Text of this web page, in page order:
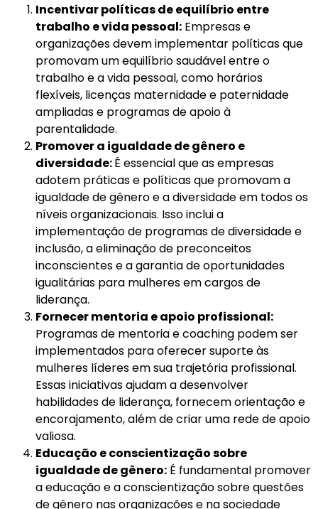
Incentivar políticas de equilíbrio entre
trabalho e vida pessoal: Empresas e
organizações devem implementar políticas que
promovam um equilíbrio saudável entre o
trabalho e a vida pessoal, como horários
flexíveis, licenças maternidade e paternidade
ampliadas e programas de apoio à
parentalidade.
Promover a igualdade de gênero e
diversidade:É essencial que as empresas
adotem práticas e políticas que promovam a
igualdade de gênero e a diversidade em todos os
níveis organizacionais. Isso inclui a
implementação de programas de diversidade e
inclusão, a eliminação de preconceitos
inconscientes e a garantia de oportunidades
igualitárias para mulheres em cargos de
liderança.
Fornecer mentoria e apoio profissional:
Programas de mentoria e coaching podem ser
implementados para oferecer suporte às
mulheres líderes em sua trajetória profissional.
Essas iniciativas ajudam a desenvolver
habilidades de liderança, fornecem orientação e
encorajamento, além de criar uma rede de apoio
valiosa.
Educação e conscientização sobre
igualdade de gênero: É fundamental promover
a educação e a conscientização sobre questões
de gênero nas organizações e na sociedade